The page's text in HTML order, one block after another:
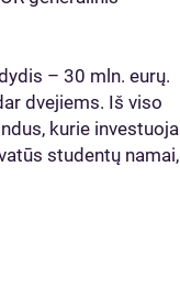
– 30 mln. eurų.
dvejiems. Iš viso
kurie investuoja
studentų namai,